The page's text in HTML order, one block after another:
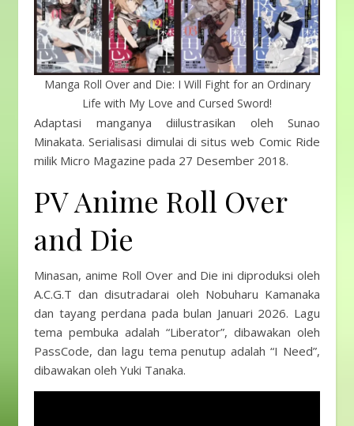
Manga Roll Over and Die: I Will Fight for an Ordinary
Life with My Love and Cursed Sword!
Adaptasi manganya diilustrasikan oleh Sunao
Minakata. Serialisasi dimulai di situs web Comic Ride
milik Micro Magazine pada 27 Desember 2018.
PV Anime Roll Over
and Die
Minasan, anime Roll Over and Die ini diproduksi oleh
A.C.G.T dan disutradarai oleh Nobuharu Kamanaka
dan tayang perdana pada bulan Januari 2026. Lagu
tema pembuka adalah “Liberator”, dibawakan oleh
PassCode, dan lagu tema penutup adalah “I Need”,
dibawakan oleh Yuki Tanaka.